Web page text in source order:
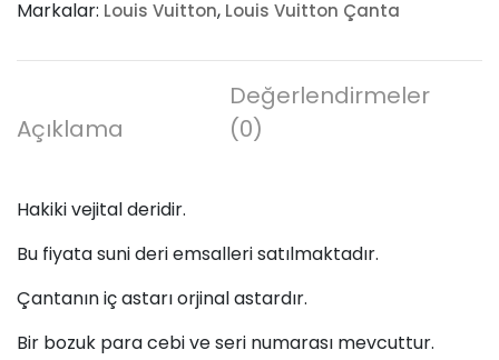
Bandouliere
30'Luk
Deri
adet
Markalar: Louis Vuitton, Louis Vuitton Çanta
Açıklama
Değerlendirmeler
(0)
Hakiki vejital deridir.
Bu fiyata suni deri emsalleri satılmaktadır.
Çantanın iç astarı orjinal astardır.
Bir bozuk para cebi ve seri numarası mevcuttur.